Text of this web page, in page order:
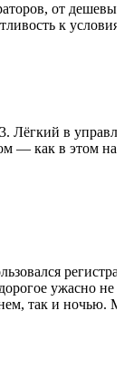
от
к
Лёгкий в
— как в этом
дорогое ужасно
так и ночью.